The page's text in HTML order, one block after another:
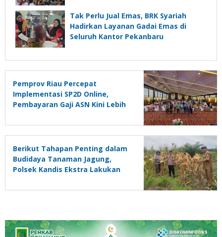
Tak Perlu Jual Emas, BRK Syariah
Hadirkan Layanan Gadai Emas di
Seluruh Kantor Pekanbaru
Pemprov Riau Percepat
Implementasi SP2D Online,
Pembayaran Gaji ASN Kini Lebih
Berikut Tahapan Penting dalam
Budidaya Tanaman Jagung,
Polsek Kandis Ekstra Lakukan